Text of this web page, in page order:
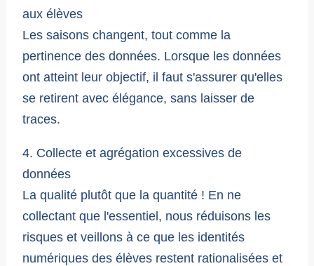
aux élèves
Les saisons changent, tout comme la
pertinence des données. Lorsque les données
ont atteint leur objectif, il faut s'assurer qu'elles
se retirent avec élégance, sans laisser de
traces.
4. Collecte et agrégation excessives de
données
La qualité plutôt que la quantité ! En ne
collectant que l'essentiel, nous réduisons les
risques et veillons à ce que les identités
numériques des élèves restent rationalisées et